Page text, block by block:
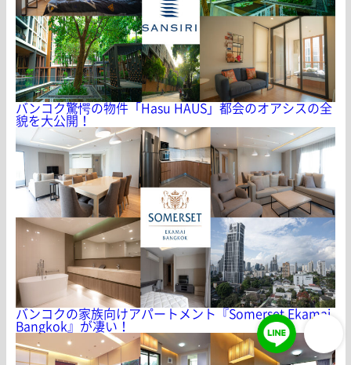
バンコク驚愕の物件「Hasu HAUS」都会のオアシスの全
貌を大公開！
バンコクの家族向けアパートメント『Somerset Ekamai
Bangkok』が凄い！